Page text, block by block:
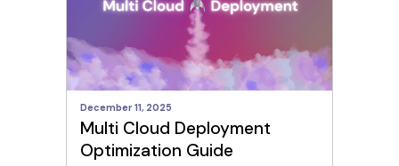
December 11, 2025
Multi Cloud Deployment
Optimization Guide